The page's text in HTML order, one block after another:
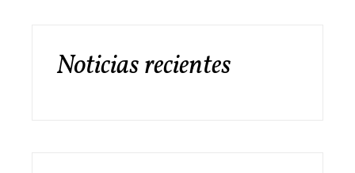
Noticias recientes